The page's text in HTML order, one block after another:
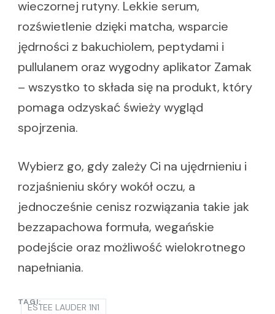
wieczornej rutyny. Lekkie serum,
rozświetlenie dzięki matcha, wsparcie
jędrności z bakuchiolem, peptydami i
pullulanem oraz wygodny aplikator Zamak
– wszystko to składa się na produkt, który
pomaga odzyskać świeży wygląd
spojrzenia.
Wybierz go, gdy zależy Ci na ujędrnieniu i
rozjaśnieniu skóry wokół oczu, a
jednocześnie cenisz rozwiązania takie jak
bezzapachowa formuła, wegańskie
podejście oraz możliwość wielokrotnego
napełniania.
TAGI:
ESTEE LAUDER 1N1